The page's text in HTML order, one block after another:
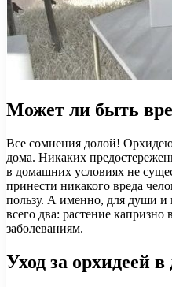
Может ли быть
Все сомнения долой!
дома. Никаких
в домашних условиях не
принести никакого вреда
пользу. А именно, для души и
всего два: растение капризно
заболеваниям.
Уход за орхидеей